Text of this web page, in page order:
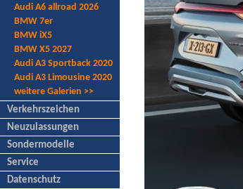
Audi A6 allroad 2026
BMW 7er
BMW iX5
BMW X5 2027
Audi A3 Sportback 2020
Audi A3 Limousine 2020
weitere Galerien >>
Verkehrszeichen
Neuzulassungen
Sondermodelle
Service
Datenschutz